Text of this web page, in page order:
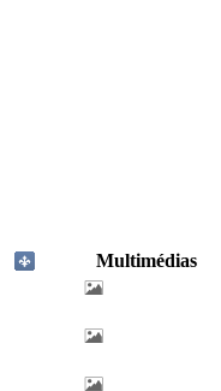
Multimédias